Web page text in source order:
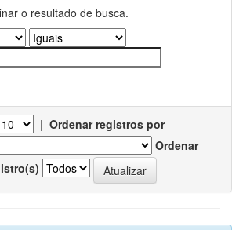
o resultado de busca.
| Ordenar registros por
Ordenar